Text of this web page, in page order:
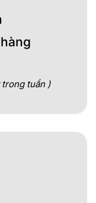
trong tuần )